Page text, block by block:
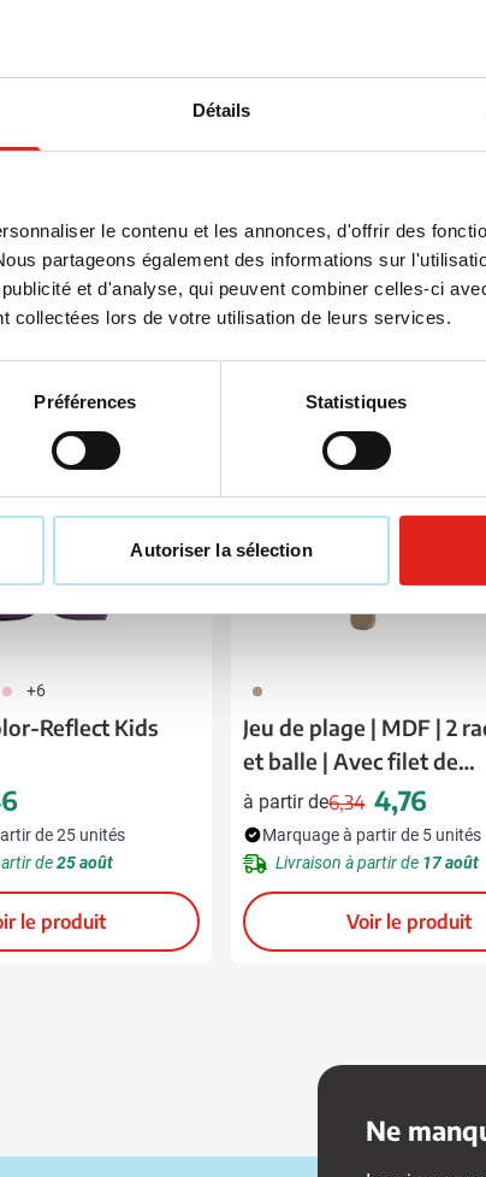
Détails
le contenu et les annonces, d'offrir des
partageons également des informations sur
et d'analyse, qui peuvent combiner celles-ci
collectées lors de votre utilisation de leurs services.
Préférences Statistiques
Autoriser la sélection
017 +6
Reflect Kids
de 25 unités
de25 août
le produit
945
Jeu de plage | MDF | 2
et balle | Avec filet de
rangement
à partir de
Prix normal
6,34 4,76
Marquage à partir de 5 unités
Livraison à partir de 17 août
Voir le produit
Ne